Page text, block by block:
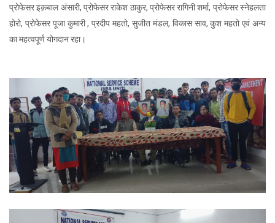
प्रोफेसर इक़बाल अंसारी, प्रोफेसर राकेश ठाकुर, प्रोफेसर रागिनी शर्मा, प्रोफेसर स्नेहलता
होरो, प्रोफेसर पूजा कुमारी , प्रदीप महतो, सुजीत मंडल, विकास साव, कुश महतो एवं अन्य
का महत्वपूर्ण योगदान रहा।